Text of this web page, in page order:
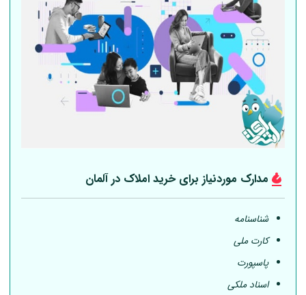
مدارک موردنیاز برای خرید املاک درآلمان
شناسنامه
کارت ملی
پاسپورت
اسناد ملکی